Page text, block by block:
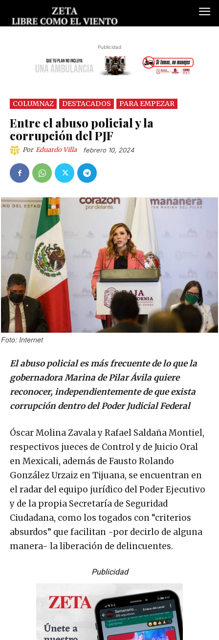
Publicidad
COLUMNAZ DESTACADOS PARA EMPEZAR
Entre el abuso policial y la
corrupción del PJF
Por Eduardo Villa febrero 10, 2024
Foto: Internet
El abuso policial es más frecuente de lo que la
gobernadora Marina de Pilar Ávila quiere
reconocer, independientemente de que exista
corrupción dentro del Poder Judicial Federal
Óscar Molina Zavala y Rafael Saldaña Montiel,
respectivos jueces de Control y de Juicio Oral
en Mexicali, además de Fausto Rolando
González Urzaiz en Tijuana, se encuentran en
el radar del equipo jurídico del Poder Ejecutivo
y de la propia Secretaría de Seguridad
Ciudadana, como los togados con “criterios
absurdos” que facilitan -por decirlo de alguna
manera- la liberación de delincuentes.
Publicidad